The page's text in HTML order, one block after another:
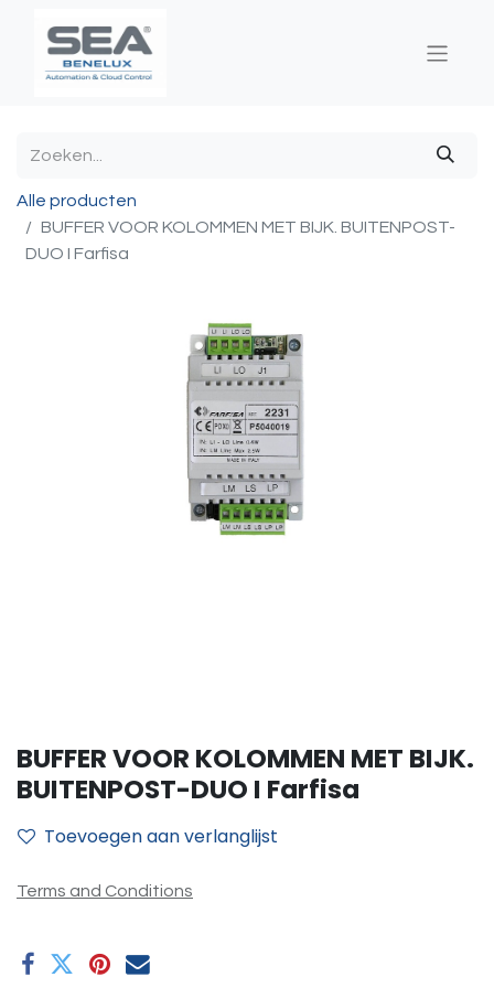
Alle producten
BUFFER VOOR KOLOMMEN MET BIJK. BUITENPOST-
DUO I Farfisa
BUFFER VOOR KOLOMMEN MET BIJK.
BUITENPOST-DUO I Farfisa
Toevoegen aan verlanglijst
Terms and Conditions